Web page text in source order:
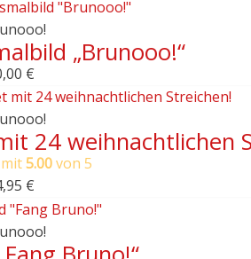
„Brunooo!“
€
24 weihnachtlichen
5.00von 5
€